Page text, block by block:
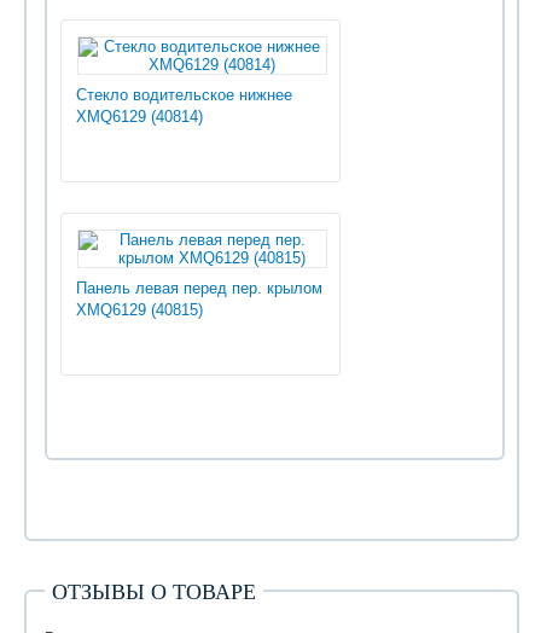
Стекло водительское нижнее
XMQ6129 (40814)
Панель левая перед пер. крылом
XMQ6129 (40815)
ОТЗЫВЫ О ТОВАРЕ